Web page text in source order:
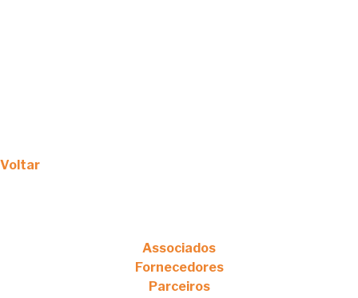
Voltar
Associados
Fornecedores
Parceiros